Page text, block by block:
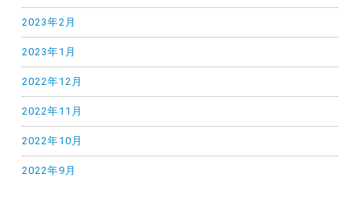
2023年2月
2023年1月
2022年12月
2022年11月
2022年10月
2022年9月